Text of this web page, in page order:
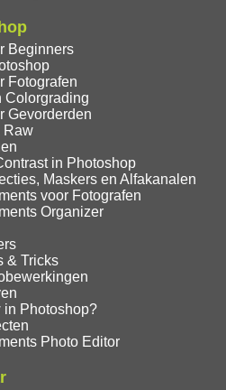
Beginners
Fotografen
Colorgrading
Gevorderden
Raw
in Photoshop
Maskers en Alfakanalen
voor Fotografen
Organizer
& Tricks
in Photoshop?
Photo Editor